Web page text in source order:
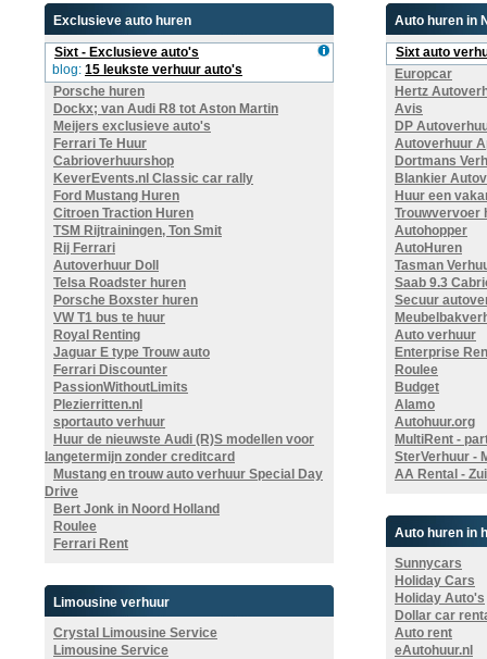
Exclusieve auto huren
Sixt - Exclusieve auto's
blog: 15 leukste verhuur auto's
Porsche huren
Dockx; van Audi R8 tot Aston Martin
Meijers exclusieve auto's
Ferrari Te Huur
Cabrioverhuurshop
KeverEvents.nl Classic car rally
Ford Mustang Huren
Citroen Traction Huren
TSM Rijtrainingen, Ton Smit
Rij Ferrari
Autoverhuur Doll
Telsa Roadster huren
Porsche Boxster huren
VW T1 bus te huur
Royal Renting
Jaguar E type Trouw auto
Ferrari Discounter
PassionWithoutLimits
Plezierritten.nl
sportauto verhuur
Huur de nieuwste Audi (R)S modellen voor
langetermijn zonder creditcard
Mustang en trouw auto verhuur Special Day
Drive
Bert Jonk in Noord Holland
Roulee
Ferrari Rent
Limousine verhuur
Crystal Limousine Service
Limousine Service
Auto huren in
Sixt auto
Europcar
Hertz
Avis
DP
Autoverhuur
Dortmans
Blankier
Huur een
Trouwvervoer
Autohopper
AutoHuren
Tasman
Saab 9.3
Secuur
Auto verhuur
Enterprise
Roulee
Budget
Alamo
Autohuur.org
MultiRent -
SterVerhuur -
AA Rental -
Auto huren in
Sunnycars
Holiday Cars
Holiday Auto's
Dollar car
Auto rent
eAutohuur.nl